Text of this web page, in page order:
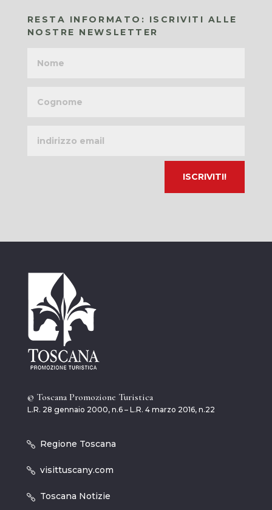
RESTA INFORMATO: ISCRIVITI ALLE
NOSTRE NEWSLETTER
email
© Toscana Promozione Turistica
L.R. 28 gennaio 2000, n.6 – L.R. 4 marzo 2016, n.22
Regione Toscana
visittuscany.com
Toscana Notizie